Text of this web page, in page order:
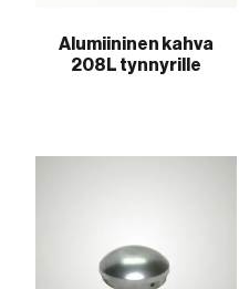
Alumiininen kahva
208L tynnyrille